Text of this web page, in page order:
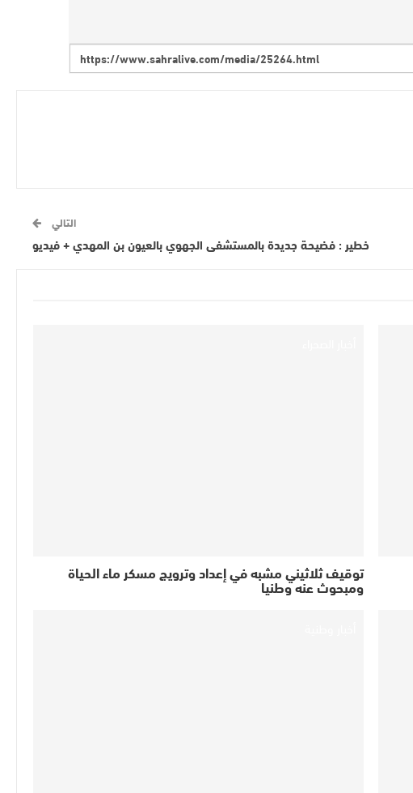
التالي
خطير : فضيحة جديدة بالمستشفى الجهوي بالعيون بن المهدي + فيديو
توقيف ثلاثيني مشبه في إعداد وترويج مسكر ماء الحياة
ومبحوث عنه وطنيا